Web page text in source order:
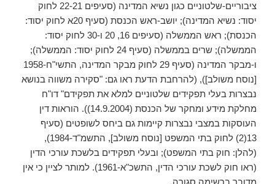
ציבוריים-שלטוניים כגון נשיא המדינה (סעיפים 22-21 לחוק
יסוד: נשיא המדינה); יושב-ראש הכנסת (סעיף 20א לחוק יסוד:
הכנסת); ראש הממשלה (סעיפים 16, 20 ו-30 לחוק יסוד:
הממשלה); שרים בממשלה (סעיף 24 לחוק יסוד: הממשלה);
ו-מבקר המדינה (סעיף 29 לחוק מבקר המדינה, התשי"ח-1958
[נוסח משולב]), (להרחבת הדעת ראו גם: "סקירה משווה בנושא
נבצרות בעלי תפקידים שלטוניים למלא את תפקידם" דו"ח
מחלקת מידע ומחקר של הכנסת (14.9.2004)). הוראות דין
העוסקות במצבי נבצרות קיימות גם ביחס לשופטים (סעיף
13(2) לחוק בתי המשפט [נוסח משולב], התשמ"ד-1984),
(להלן: חוק בתי המשפט); ובעלי תפקידים בלשכת עורכי הדין
(ראו חוק לשכת עורכי הדין, התשכ"א-1961). למותר לציין כי אין